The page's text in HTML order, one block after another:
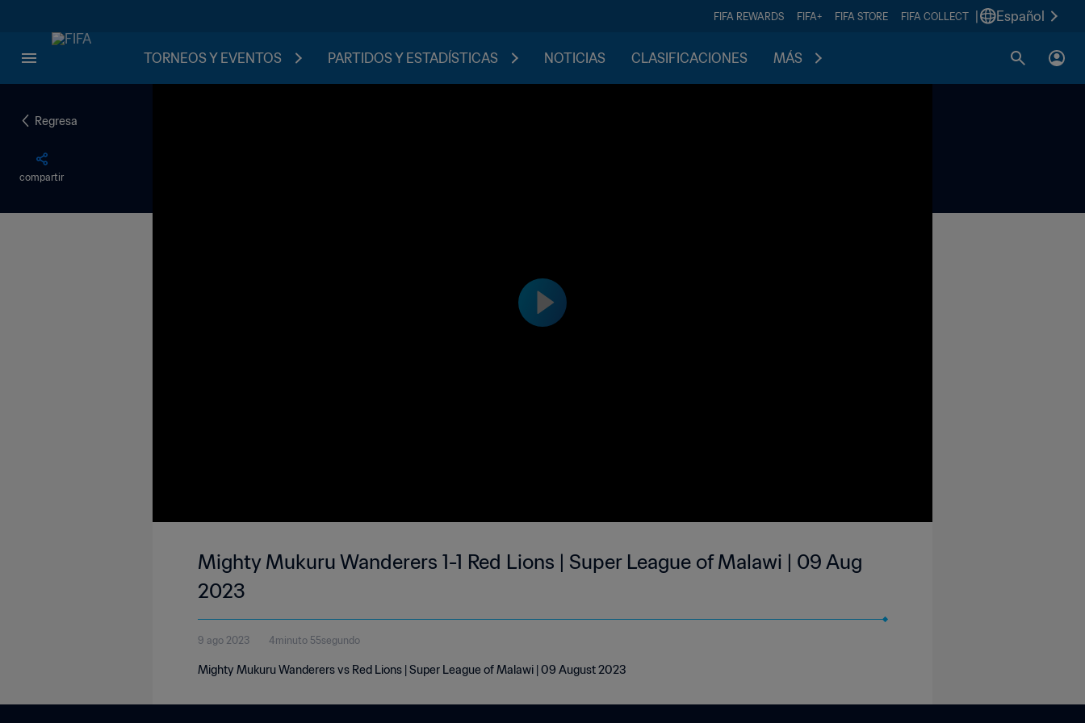
FIFA REWARDS FIFA+ FIFA STORE FIFA COLLECT Español
TORNEOS Y EVENTOS PARTIDOS Y ESTADÍSTICAS NOTICIAS CLASIFICACIONES MÁS
Regresa
compartir
Mighty Mukuru Wanderers 1-1 Red Lions | Super League of Malawi | 09 Aug
2023
9 ago 2023 4minuto 55segundo
Mighty Mukuru Wanderers vs Red Lions | Super League of Malawi | 09 August 2023